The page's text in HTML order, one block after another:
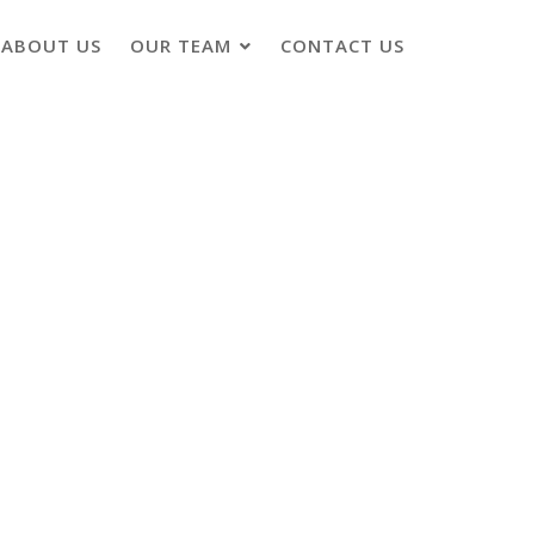
ABOUT US OUR TEAM CONTACT US